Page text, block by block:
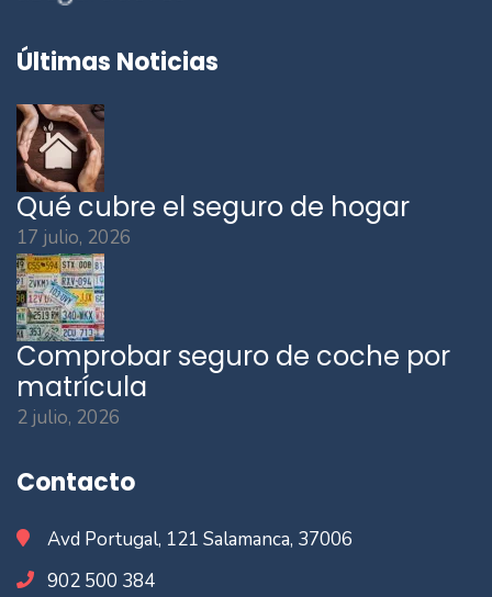
Últimas Noticias
Qué cubre el seguro de hogar
17 julio, 2026
Comprobar seguro de coche por
matrícula
2 julio, 2026
Contacto
Avd Portugal, 121 Salamanca, 37006
902 500 384